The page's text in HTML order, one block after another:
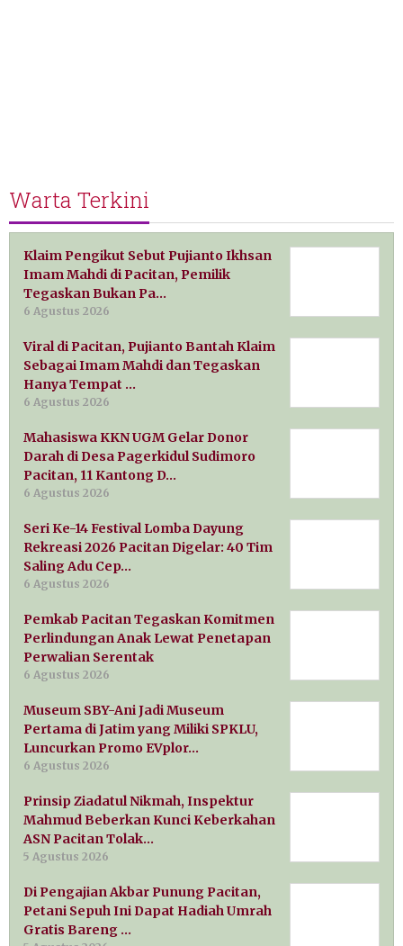
Warta Terkini
Klaim Pengikut Sebut Pujianto Ikhsan
Imam Mahdi di Pacitan, Pemilik
Tegaskan Bukan Pa…
6 Agustus 2026
Viral di Pacitan, Pujianto Bantah Klaim
Sebagai Imam Mahdi dan Tegaskan
Hanya Tempat …
6 Agustus 2026
Mahasiswa KKN UGM Gelar Donor
Darah di Desa Pagerkidul Sudimoro
Pacitan, 11 Kantong D…
6 Agustus 2026
Seri Ke-14 Festival Lomba Dayung
Rekreasi 2026 Pacitan Digelar: 40 Tim
Saling Adu Cep…
6 Agustus 2026
Pemkab Pacitan Tegaskan Komitmen
Perlindungan Anak Lewat Penetapan
Perwalian Serentak
6 Agustus 2026
Museum SBY-Ani Jadi Museum
Pertama di Jatim yang Miliki SPKLU,
Luncurkan Promo EVplor…
6 Agustus 2026
Prinsip Ziadatul Nikmah, Inspektur
Mahmud Beberkan Kunci Keberkahan
ASN Pacitan Tolak…
5 Agustus 2026
Di Pengajian Akbar Punung Pacitan,
Petani Sepuh Ini Dapat Hadiah Umrah
Gratis Bareng …